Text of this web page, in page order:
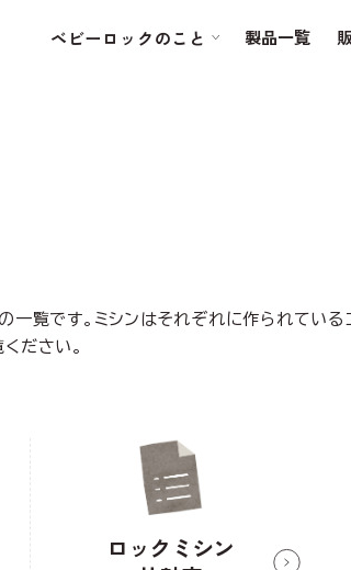
ベビーロックのこと 製品一覧
一覧です。ミシンはそれぞれに作られている
ださい。
ロックミシン